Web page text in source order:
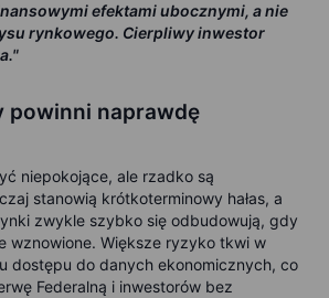
efektami ubocznymi, a nie
rynkowego. Cierpliwy inwestor
powinni naprawdę
niepokojące, ale rzadko są
stanowią krótkoterminowy hałas, a
zwykle szybko się odbudowują, gdy
wznowione. Większe ryzyko tkwi w
dostępu do danych ekonomicznych, co
Federalną i inwestorów bez